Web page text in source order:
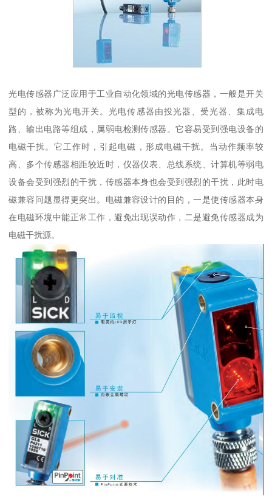
光电传感器广泛应用于工业自动化领域的光电传感器，一般是开关
型的，被称为光电开关。光电传感器由投光器、受光器、集成电
路、输出电路等组成，属弱电检测传感器。它容易受到强电设备的
电磁干扰。它工作时，引起电磁，形成电磁干扰。当动作频率较
高、多个传感器相距较近时，仪器仪表、总线系统、计算机等弱电
设备会受到强烈的干扰，传感器本身也会受到强烈的干扰，此时电
磁兼容问题显得更突出。电磁兼容设计的目的，一是使传感器本身
在电磁环境中能正常工作，避免出现误动作，二是避免传感器成为
电磁干扰源。